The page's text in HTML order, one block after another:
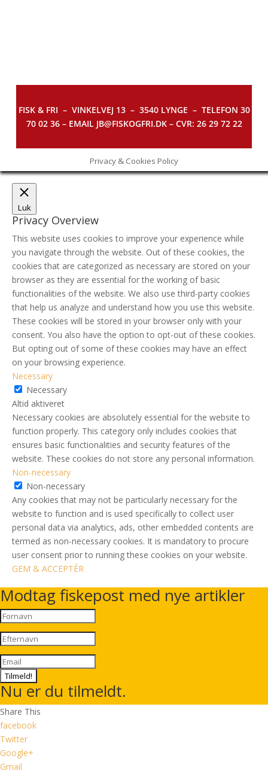
FISK & FRI – VINKELVEJ 13 – 3540 LYNGE – TELEFON 30
70 02 36 – EMAIL JB@FISKOGFRI.DK – CVR: 26 29 72 22
Privacy & Cookies Policy
Luk
Privacy Overview
This website uses cookies to improve your experience while
you navigate through the website. Out of these cookies, the
cookies that are categorized as necessary are stored on your
browser as they are essential for the working of basic
functionalities of the website. We also use third-party cookies
that help us analyze and understand how you use this website.
These cookies will be stored in your browser only with your
consent. You also have the option to opt-out of these cookies.
But opting out of some of these cookies may have an effect
on your browsing experience.
Necessary
Necessary
Altid aktiveret
Necessary cookies are absolutely essential for the website to
function properly. This category only includes cookies that
ensures basic functionalities and security features of the
website. These cookies do not store any personal information.
Non-necessary
Non-necessary
Any cookies that may not be particularly necessary for the
website to function and is used specifically to collect user
personal data via analytics, ads, other embedded contents are
termed as non-necessary cookies. It is mandatory to procure
user consent prior to running these cookies on your website.
GEM & ACCEPTÈR
Modtag fiskepost med nye artikler
Tilmeld!
Nu er du tilmeldt.
Share This
facebook
Twitter
Google+
Gmail